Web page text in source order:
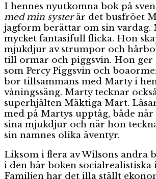
I hennes nyutkomna bok på
med min systerär det busfröet
jagform berättar om sin vardag.
mycket fantasifull flicka. Hon
mjukdjur av strumpor och
till ormar och piggsvin. Hon ger
som Percy Piggsvin och
bor tillsammans med Marty i
våningssäng. Marty tecknar
superhjälten Mäktiga Mart.
med på Martys upptåg, både
sina mjukdjur och när hon
sin namnes olika äventyr.
Liksom i flera av Wilsons andra
i den här boken socialrealistiska
Familjen har det illa ställt